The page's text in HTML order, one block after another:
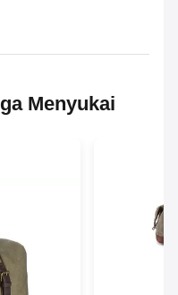
Menyukai